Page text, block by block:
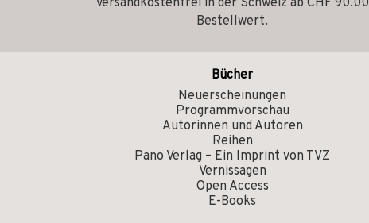
Versandkostenfrei in der Schweiz ab CHF 90.00
Bestellwert.
Bücher
Neuerscheinungen
Programmvorschau
Autorinnen und Autoren
Reihen
Pano Verlag – Ein Imprint von TVZ
Vernissagen
Open Access
E-Books